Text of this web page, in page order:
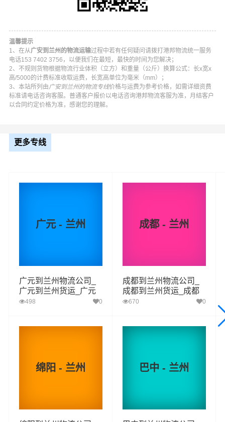
港邦广安到兰州物流公司平台优势
区,红古区,永登县,皋兰县,榆中县为转运中心，业务覆盖公
货物打包，门到门运输等物流相关增值服务，同时在行业
公司秉承优质服务的核心价值观，将一如既往地为更多的
广安-兰州 起步价格 体积报价 运输时效
优质
电仪
兰州
温馨提示
1、在从广安到兰州的物流运输过程中若有任何疑问请拨打港邦物流统一服务
电话153 7402 3756，以便我们在最短，最快的时间为您解决；
2、不规则货物根据物流行业体积（立方）和重量（公斤）换算公式：长x宽x
高/5000的计费标准收取运费，长宽高单位为毫米（mm）；
3、本站所列由广安到兰州的物流专线价格与运费为参考价格，如需详细资费
标准请电话咨询客服。普通客户报价以电话咨询港邦物流客服为准，月结客户
以合同约定价格为准，感谢您的理解。
更多专线
广元 - 兰州
广元到兰州物流公司_
广元到兰州货运_广元
至兰州物流专线
498 0
成都 - 兰州
成都到兰州物流公司_
成都到兰州货运_成都
至兰州物流专线
670 0
绵阳 - 兰州 巴中 - 兰州